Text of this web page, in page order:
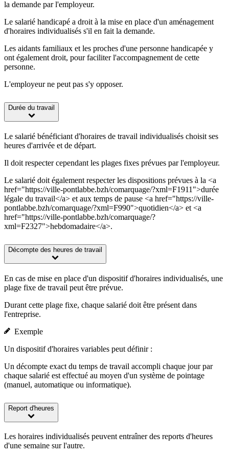
la demande par l'employeur.
Le salarié handicapé a droit à la mise en place d'un aménagement
d'horaires individualisés s'il en fait la demande.
Les aidants familiaux et les proches d'une personne handicapée y
ont également droit, pour faciliter l'accompagnement de cette
personne.
L'employeur ne peut pas s'y opposer.
Durée du travail
Le salarié bénéficiant d'horaires de travail individualisés choisit ses
heures d'arrivée et de départ.
Il doit respecter cependant les plages fixes prévues par l'employeur.
Le salarié doit également respecter les dispositions prévues à la <a
href="https://ville-pontlabbe.bzh/comarquage/?xml=F1911">durée
légale du travail</a> et aux temps de pause <a href="https://ville-
pontlabbe.bzh/comarquage/?xml=F990">quotidien</a> et <a
href="https://ville-pontlabbe.bzh/comarquage/?
xml=F2327">hebdomadaire</a>.
Décompte des heures de travail
En cas de mise en place d'un dispositif d'horaires individualisés, une
plage fixe de travail peut être prévue.
Durant cette plage fixe, chaque salarié doit être présent dans
l'entreprise.
Exemple
Un dispositif d'horaires variables peut définir :
Un décompte exact du temps de travail accompli chaque jour par
chaque salarié est effectué au moyen d'un système de pointage
(manuel, automatique ou informatique).
Report d'heures
Les horaires individualisés peuvent entraîner des reports d'heures
d'une semaine sur l'autre.